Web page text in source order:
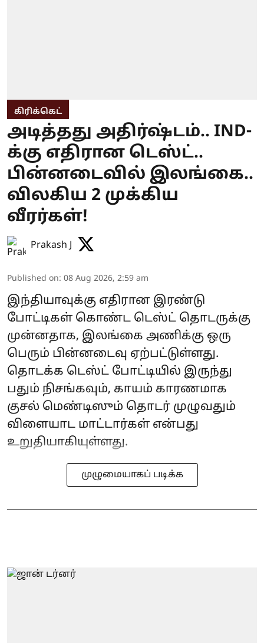
கிரிக்கெட்
அடித்தது அதிர்ஷ்டம்.. IND-
க்கு எதிரான டெஸ்ட்..
பின்னடைவில் இலங்கை..
விலகிய 2 முக்கிய
வீரர்கள்!
Prakash J
Published on: 08 Aug 2026, 2:59 am
இந்தியாவுக்கு எதிரான இரண்டு
போட்டிகள் கொண்ட டெஸ்ட் தொடருக்கு
முன்னதாக, இலங்கை அணிக்கு ஒரு
பெரும் பின்னடைவு ஏற்பட்டுள்ளது.
தொடக்க டெஸ்ட் போட்டியில் இருந்து
பதும் நிசங்கவும், காயம் காரணமாக
குசல் மெண்டிஸும் தொடர் முழுவதும்
விளையாட மாட்டார்கள் என்பது
உறுதியாகியுள்ளது.
முழுமையாகப் படிக்க